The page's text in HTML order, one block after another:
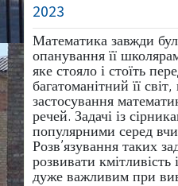
2023
Математика завжди
опанування її
яке стояло і стоїть
багатоманітний її
застосування
речей. Задачі із
популярними серед
Розв’язування таких
розвивати
дуже важливим при